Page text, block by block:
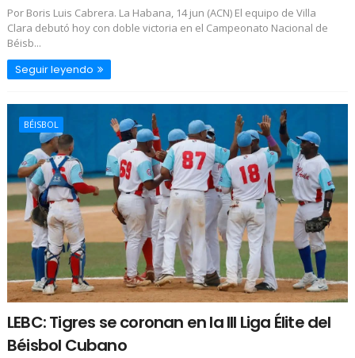
Por Boris Luis Cabrera. La Habana, 14 jun (ACN) El equipo de Villa
Clara debutó hoy con doble victoria en el Campeonato Nacional de
Béisb...
Seguir leyendo
BÉISBOL
LEBC: Tigres se coronan en la III Liga Élite del
Béisbol Cubano